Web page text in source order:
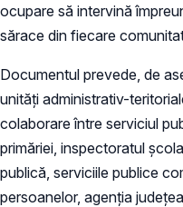
ocupare să intervină
sărace din fiecare
Documentul prevede, de
unități administrativ-
colaborare între serviciul
primăriei, inspectoratul
publică, serviciile publice
persoanelor, agenția